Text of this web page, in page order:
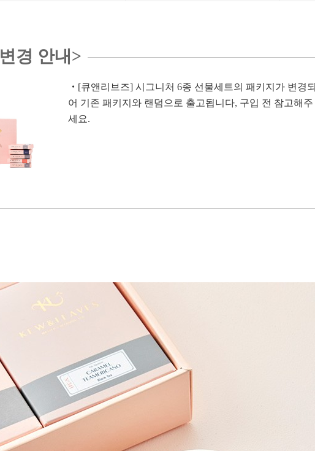
경 안내>
・ [큐앤리브즈] 시그니처 6종 선물세트의 패키지가 변경되
어 기존 패키지와 랜덤으로 출고됩니다, 구입 전 참고해주
세요.